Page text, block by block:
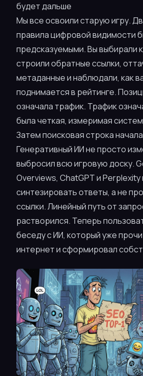
будет дальше
Мы все освоили старую игру.
правила цифровой видимости
предсказуемыми. Вы выбирали
строили обратные ссылки,
метаданные и наблюдали, как
поднимается в рейтинге.
означала трафик. Трафик
была четкая, измеримая
Затем поисковая строка
Генеративный ИИ не просто
выбросил всю игровую доску.
Overviews, ChatGPT и Perplexity
синтезировать ответы, а не
ссылки. Линейный путь от
растворился. Теперь
беседу с ИИ, который уже
интернет и сформировал